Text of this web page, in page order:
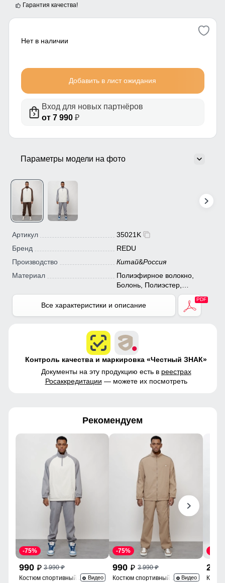
Гарантия качества!
Нет в наличии
Добавить в лист ожидания
Вход для новых партнёров
от 7 990₽
Параметры модели на фото
Артикул
35021K
Бренд
REDU
Производство
Китай&Россия
Материал
Полиэфирное волокно,
Болонь, Полиэстер,
Плащевка, Экологичные
материалы
Все характеристики и описание
Контроль качества и маркировка «Честный ЗНАК»
Документы на эту продукцию есть в реестрах
Росаккредитации — можете их посмотреть
Рекомендуем
990 p 3 990p
-75%
Костюм спортивный 35021Sr
Видео
990 p 3 990p
-75%
Костюм спортивный 15020B
Видео
2